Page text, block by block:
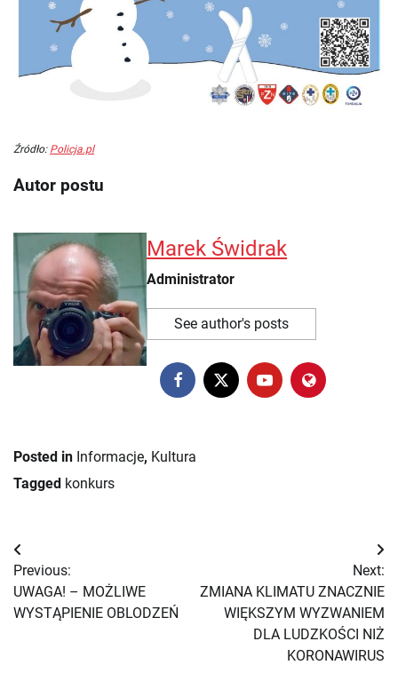
Źródło: Policja.pl
Autor postu
Marek Świdrak
Administrator
See author's posts
Posted in Informacje, Kultura
Tagged konkurs
Nawigacja
wpisu
Previous:
UWAGA! – MOŻLIWE
WYSTĄPIENIE OBLODZEŃ
Next:
ZMIANA KLIMATU ZNACZNIE
WIĘKSZYM WYZWANIEM
DLA LUDZKOŚCI NIŻ
KORONAWIRUS